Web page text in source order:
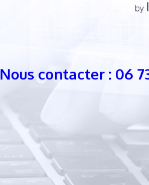
Nous contacter : 06